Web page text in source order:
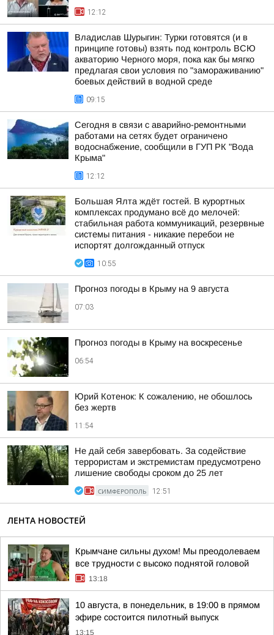
12:12
Владислав Шурыгин: Турки готовятся (и в
принципе готовы) взять под контроль ВСЮ
акваторию Черного моря, пока как бы мягко
предлагая свои условия по "замораживанию"
боевых действий в водной среде
09:15
Сегодня в связи с аварийно-ремонтными
работами на сетях будет ограничено
водоснабжение, сообщили в ГУП РК "Вода
Крыма"
12:12
Большая Ялта ждёт гостей. В курортных
комплексах продумано всё до мелочей:
стабильная работа коммуникаций, резервные
системы питания - никакие перебои не
испортят долгожданный отпуск
10:55
Прогноз погоды в Крыму на 9 августа
07:03
Прогноз погоды в Крыму на воскресенье
06:54
Юрий Котенок: К сожалению, не обошлось
без жертв
11:54
Не дай себя завербовать. За содействие
террористам и экстремистам предусмотрено
лишение свободы сроком до 25 лет
СИМФЕРОПОЛЬ 12:51
ЛЕНТА НОВОСТЕЙ
Крымчане сильны духом! Мы преодолеваем
все трудности с высоко поднятой головой
13:18
10 августа, в понедельник, в 19:00 в прямом
эфире состоится пилотный выпуск
13:15